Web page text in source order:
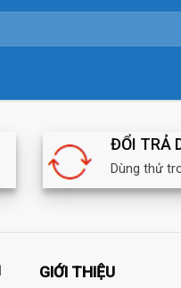
ĐỔI TRẢ
Dùng thử
GIỚI THIỆU